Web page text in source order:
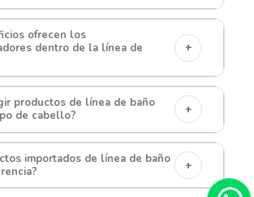
ofrecen los
dentro de la línea de
+
productos de línea de baño
de cabello?
+
importados de línea de baño
+